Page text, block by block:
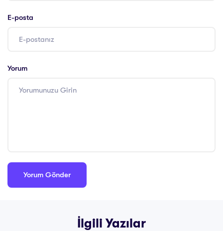
E-posta
Yorum
İlgili Yazılar